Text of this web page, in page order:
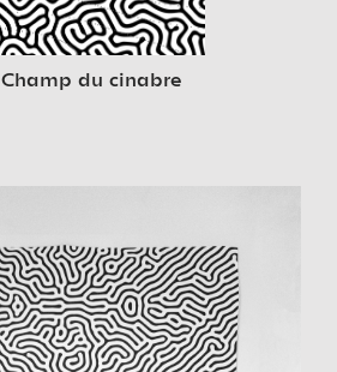
Champ du cinabre